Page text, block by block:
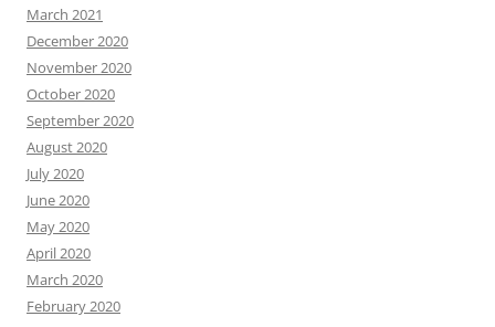
March 2021
December 2020
November 2020
October 2020
September 2020
August 2020
July 2020
June 2020
May 2020
April 2020
March 2020
February 2020